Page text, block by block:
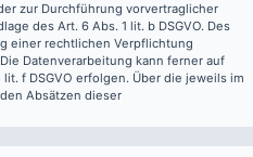
zur Durchführung vorvertraglicher
des Art. 6 Abs. 1 lit. b DSGVO. Des
einer rechtlichen Verpflichtung
Datenverarbeitung kann ferner auf
f DSGVO erfolgen. Über die jeweils im
Absätzen dieser